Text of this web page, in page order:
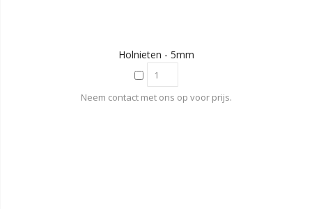
Holnieten - 5mm
Neem contact met ons op voor prijs.